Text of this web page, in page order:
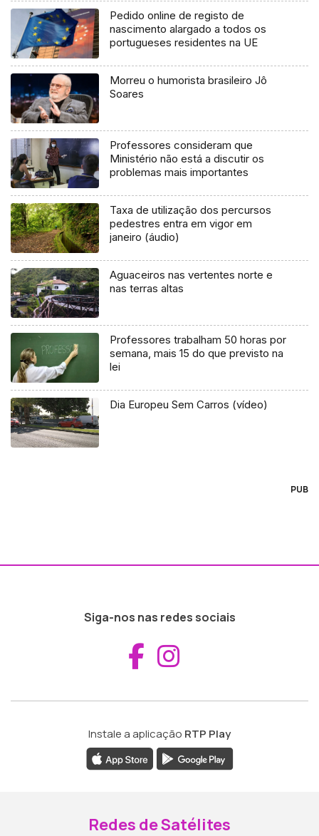
Pedido online de registo de
nascimento alargado a todos os
portugueses residentes na UE
Morreu o humorista brasileiro Jô
Soares
Professores consideram que
Ministério não está a discutir os
problemas mais importantes
Taxa de utilização dos percursos
pedestres entra em vigor em
janeiro (áudio)
Aguaceiros nas vertentes norte e
nas terras altas
Professores trabalham 50 horas por
semana, mais 15 do que previsto na
lei
Dia Europeu Sem Carros (vídeo)
PUB
Siga-nos nas redes sociais
Aceder ao
Instale a aplicação RTP Play
Redes de Satélites